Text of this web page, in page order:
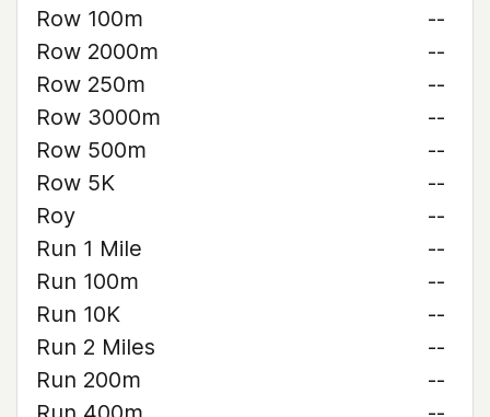
Row 100m
--
Row 2000m
--
Row 250m
--
Row 3000m
--
Row 500m
--
Row 5K
--
Roy
--
Run 1 Mile
--
Run 100m
--
Run 10K
--
Run 2 Miles
--
Run 200m
--